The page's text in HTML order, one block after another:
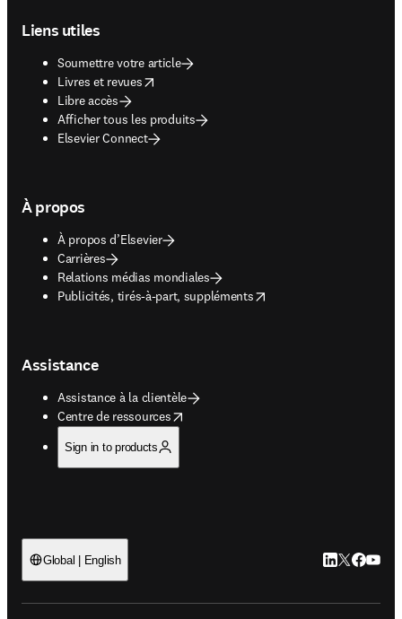
Liens utiles
Soumettre votre article
Livres et revues
opens in new tab/window
Libre accès
Afficher tous les produits
Elsevier Connect
À propos
À propos d’Elsevier
Carrières
Relations médias mondiales
Publicités, tirés-à-part, suppléments
opens in new tab/window
Assistance
Assistance à la clientèle
Centre de ressources
opens in new tab/window
Sign in to products
Global | English LinkedIn
Twitter